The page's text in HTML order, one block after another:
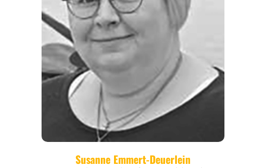
REISEFÜHRER
REISEMAGAZINE
THEMEN
ANGEBOTE